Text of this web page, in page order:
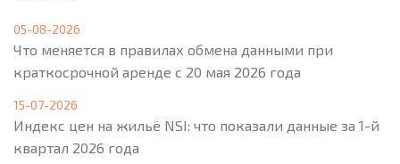
05-08-2026
Что меняется в правилах обмена данными при
краткосрочной аренде с 20 мая 2026 года
15-07-2026
Индекс цен на жильё NSI: что показали данные за 1-й
квартал 2026 года